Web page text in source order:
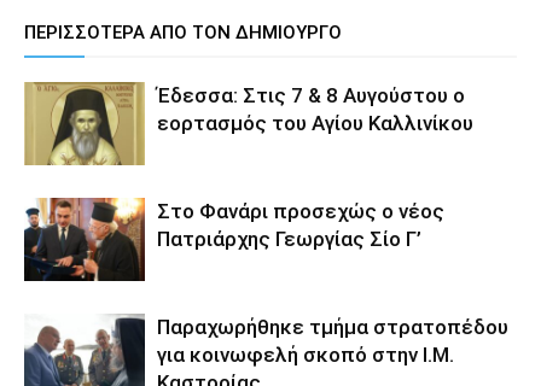
ΠΕΡΙΣΣΟΤΕΡΑ ΑΠΟ ΤΟΝ ΔΗΜΙΟΥΡΓΟ
Έδεσσα: Στις 7 & 8 Αυγούστου ο
εορτασμός του Αγίου Καλλινίκου
Στο Φανάρι προσεχώς ο νέος
Πατριάρχης Γεωργίας Σίο Γ’
Παραχωρήθηκε τμήμα στρατοπέδου
για κοινωφελή σκοπό στην Ι.Μ.